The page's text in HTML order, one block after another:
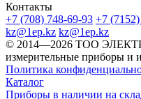
Контакты
+7 (708) 748-69-93 +7
kz@1ep.kz kz@1ep.kz
©️ 2014—2026 ТОО
измерительные приборы и
Политика
Каталог
Приборы в наличии на